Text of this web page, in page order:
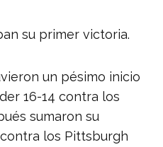
su primer victoria.
un pésimo inicio
16-14 contra los
sumaron su
los Pittsburgh